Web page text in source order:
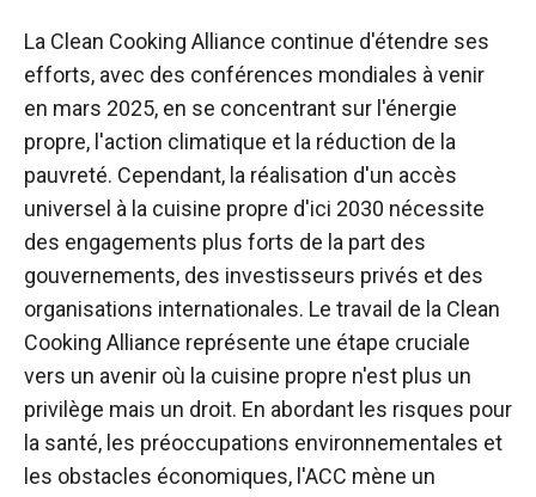
La Clean Cooking Alliance continue d'étendre ses
efforts, avec des conférences mondiales à venir
en mars 2025, en se concentrant sur l'énergie
propre, l'action climatique et la réduction de la
pauvreté. Cependant, la réalisation d'un accès
universel à la cuisine propre d'ici 2030 nécessite
des engagements plus forts de la part des
gouvernements, des investisseurs privés et des
organisations internationales. Le travail de la Clean
Cooking Alliance représente une étape cruciale
vers un avenir où la cuisine propre n'est plus un
privilège mais un droit. En abordant les risques pour
la santé, les préoccupations environnementales et
les obstacles économiques, l'ACC mène un